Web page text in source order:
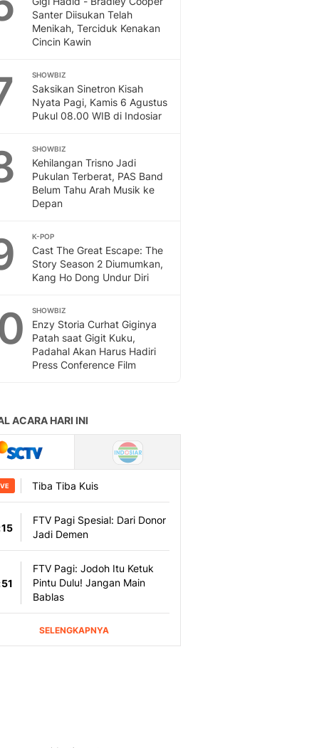
Santer Diisukan Telah
Menikah, Terciduk Kenakan
Cincin Kawin
SHOWBIZ
Saksikan Sinetron Kisah
Nyata Pagi, Kamis 6 Agustus
Pukul 08.00 WIB di Indosiar
SHOWBIZ
Kehilangan Trisno Jadi
Pukulan Terberat, PAS Band
Belum Tahu Arah Musik ke
Depan
K-POP
Cast The Great Escape: The
Story Season 2 Diumumkan,
Kang Ho Dong Undur Diri
SHOWBIZ
Enzy Storia Curhat Giginya
Patah saat Gigit Kuku,
Padahal Akan Harus Hadiri
Press Conference Film